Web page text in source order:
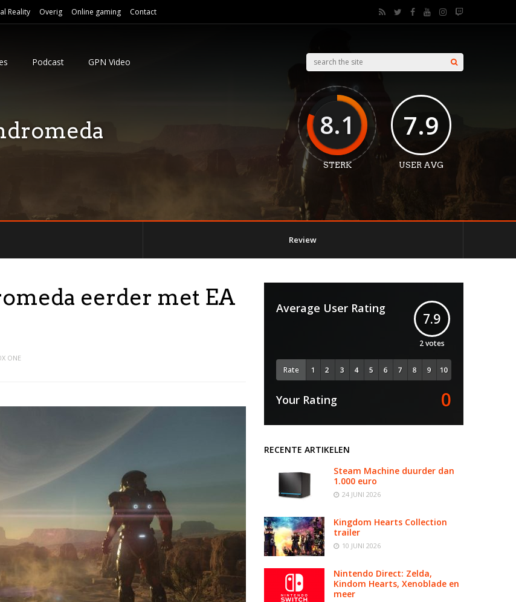
Reality Overig Online gaming Contact
Podcast GPN Video
8.1
STERK
7.9
USER AVG
Review
eerder met EA
ONE
Average User Rating
7.9
2votes
Rate
Your Rating 0
RECENTE ARTIKELEN
Steam Machine duurder dan
1.000 euro
24 JUNI 2026
Kingdom Hearts Collection
trailer
10 JUNI 2026
Nintendo Direct: Zelda,
Kindom Hearts, Xenoblade en
meer